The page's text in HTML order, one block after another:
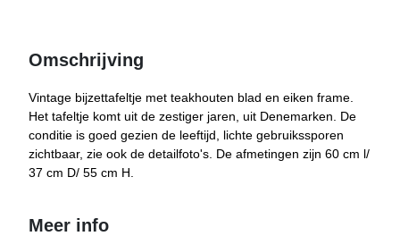
Omschrijving
Vintage bijzettafeltje met teakhouten blad en eiken frame.
Het tafeltje komt uit de zestiger jaren, uit Denemarken. De
conditie is goed gezien de leeftijd, lichte gebruikssporen
zichtbaar, zie ook de detailfoto's. De afmetingen zijn 60 cm l/
37 cm D/ 55 cm H.
Meer info